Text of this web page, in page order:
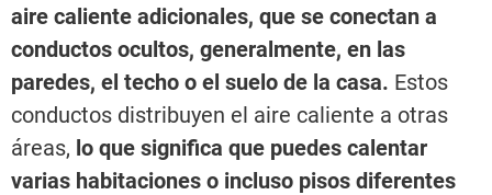
aire caliente adicionales, que se conectan a
conductos ocultos, generalmente, en las
paredes, el techo o el suelo de la casa. Estos
conductos distribuyen el aire caliente a otras
áreas, lo que significa que puedes calentar
varias habitaciones o incluso pisos diferentes